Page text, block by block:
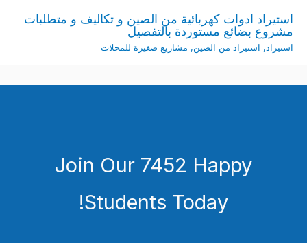
استيراد ادوات كهربائية من الصين و تكاليف و متطلبات
مشروع بضائع مستوردة بالتفصيل
استيراد, استيراد من الصين, مشاريع صغيرة للمحلات
Join Our 7452 Happy
Students​ Today!